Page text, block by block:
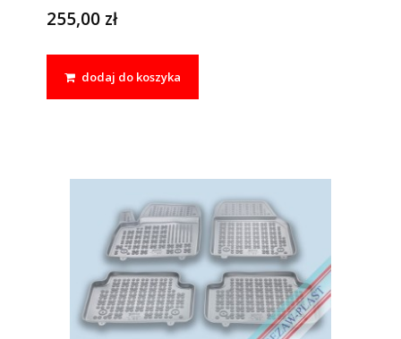
255,00 zł
dodaj do koszyka